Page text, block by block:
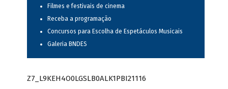
Filmes e festivais de cinema
Receba a programação
Concursos para Escolha de Espetáculos Musicais
Galeria BNDES
Z7_L9KEH4O0LGSLB0ALK1PBI21116